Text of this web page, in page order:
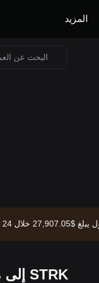
المزيد
STRK إلى محول USD